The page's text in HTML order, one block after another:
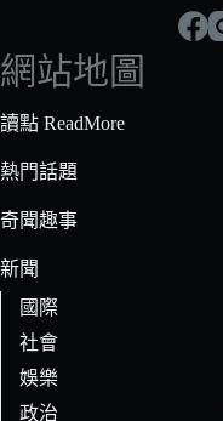
符
合
條
的
果
網站地圖
讀點 ReadMore
熱門話題
奇聞趣事
新聞
國際
社會
娛樂
政治